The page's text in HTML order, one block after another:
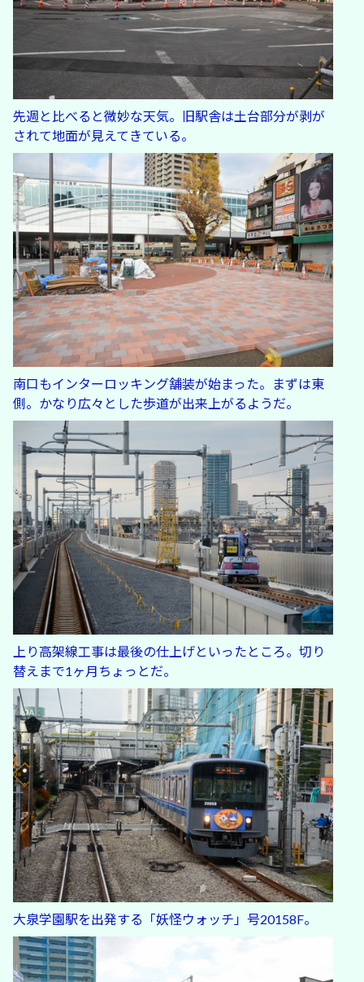
先週と比べると微妙な天気。旧駅舎は土台部分が剥が
されて地面が見えてきている。
南口もインターロッキング舗装が始まった。まずは東
側。かなり広々とした歩道が出来上がるようだ。
上り高架線工事は最後の仕上げといったところ。切り
替えまで1ヶ月ちょっとだ。
大泉学園駅を出発する「妖怪ウォッチ」号20158F。